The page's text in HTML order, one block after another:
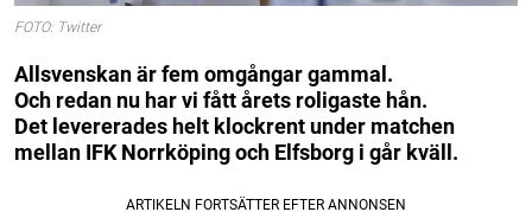
FOTO: Twitter
Allsvenskan är fem omgångar gammal.
Och redan nu har vi fått årets roligaste hån.
Det levererades helt klockrent under matchen
mellan IFK Norrköping och Elfsborg i går kväll.